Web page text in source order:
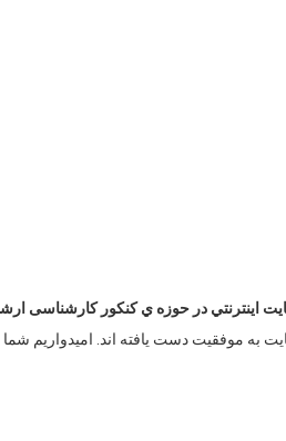
اينترنتي در حوزه ي کنکور کارشناسی
به موفقيت دست يافته اند. اميدواريم شما